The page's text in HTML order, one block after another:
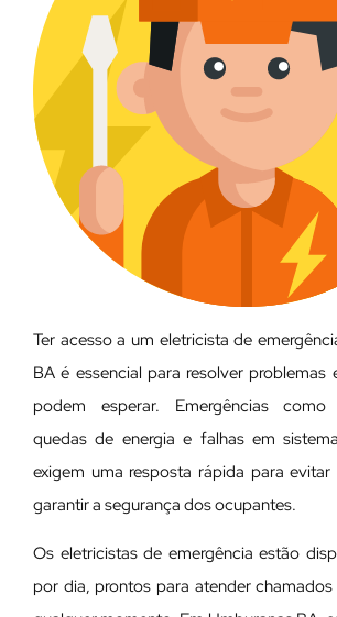
Ter acesso a um eletricista de
BA é essencial para resolver problemas
podem esperar. Emergências como
quedas de energia e falhas em
exigem uma resposta rápida para
garantir a segurança dos ocupantes.
Os eletricistas de emergência estão
por dia, prontos para atender